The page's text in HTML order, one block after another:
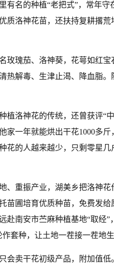
有名的种植“老把式”，常年
质洛神花苗，还扶持复耕撂
玫瑰茄、洛神葵，花萼如红
热解毒、生津止渴、降血脂
植洛神花的传统，还曾获评“
家一年就能烘出干花1000多
花的人越来越少，只剩零星
、重振产业，湖美乡把洛神
苗圃培育优质种苗，免费发给
赴南安市苎麻种植基地“取经
套种，让土地一茬接一茬地生
会卖干花初级产品，附加值